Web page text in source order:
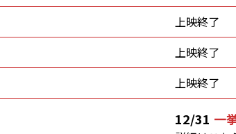
上映終了
上映終了
上映終了
12/31 一